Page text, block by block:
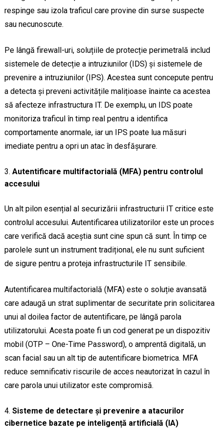
respinge sau izola traficul care provine din surse suspecte
sau necunoscute.
Pe lângă firewall-uri, soluțiile de protecție perimetrală includ
sistemele de detecție a intruziunilor (IDS) și sistemele de
prevenire a intruziunilor (IPS). Acestea sunt concepute pentru
a detecta și preveni activitățile malițioase înainte ca acestea
să afecteze infrastructura IT. De exemplu, un IDS poate
monitoriza traficul în timp real pentru a identifica
comportamente anormale, iar un IPS poate lua măsuri
imediate pentru a opri un atac în desfășurare.
Autentificare multifactorială (MFA) pentru controlul
accesului
Un alt pilon esențial al securizării infrastructurii IT critice este
controlul accesului. Autentificarea utilizatorilor este un proces
care verifică dacă aceștia sunt cine spun că sunt. În timp ce
parolele sunt un instrument tradițional, ele nu sunt suficient
de sigure pentru a proteja infrastructurile IT sensibile.
Autentificarea multifactorială (MFA) este o soluție avansată
care adaugă un strat suplimentar de securitate prin solicitarea
unui al doilea factor de autentificare, pe lângă parola
utilizatorului. Acesta poate fi un cod generat pe un dispozitiv
mobil (OTP – One-Time Password), o amprentă digitală, un
scan facial sau un alt tip de autentificare biometrica. MFA
reduce semnificativ riscurile de acces neautorizat în cazul în
care parola unui utilizator este compromisă.
Sisteme de detectare și prevenire a atacurilor
cibernetice bazate pe inteligență artificială (IA)